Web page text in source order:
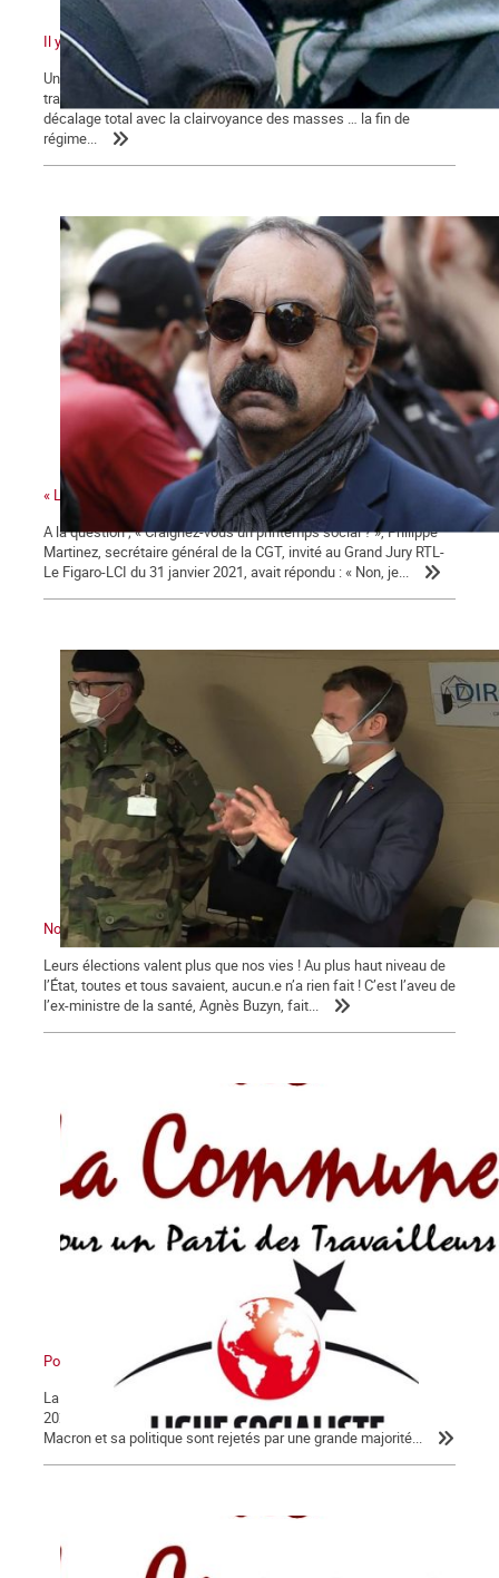
Il y a quelque chose de pourri au royaume de Macron
Un pouvoir en marche pour sa réélection qui n’en finit pas de
traîner des casseroles judiciaires … Une classe politique en
décalage total avec la clairvoyance des masses … la fin de
régime...
« La colère sociale est là » ...
A la question ; « Craignez-vous un printemps social ? », Philippe
Martinez, secrétaire général de la CGT, invité au Grand Jury RTL-
Le Figaro-LCI du 31 janvier 2021, avait répondu : « Non, je...
Nous sommes en guerre … contre Macron !
Leurs élections valent plus que nos vies ! Au plus haut niveau de
l’État, toutes et tous savaient, aucun.e n’a rien fait ! C’est l’aveu de
l’ex-ministre de la santé, Agnès Buzyn, fait...
Pour en finir avec Macron !
La Lettre de La Commune, nouvelle série, n° 124 - Jeudi 30 janvier
2020 Après 56 jours d’un conflit historique, c’est peu dire que
Macron et sa politique sont rejetés par une grande majorité...